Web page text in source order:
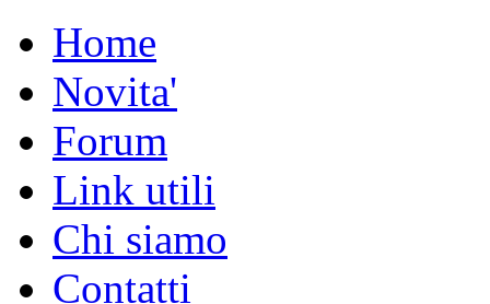
Home
Novita'
Forum
Link utili
Chi siamo
Contatti